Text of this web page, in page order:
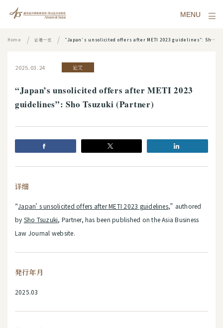
MENU
Home 论著一览 “Japan’s unsolicited offers after METI 2023 guidelines”: Sho Tsuzuki (Partner)
2025.03.24 论文
“Japan’s unsolicited offers after METI 2023
guidelines”: Sho Tsuzuki (Partner)
详细
“Japan’s unsolicited offers after METI 2023 guidelines,” authored
by Sho Tsuzuki, Partner, has been published on the Asia Business
Law Journal website.
発行年月
2025.03